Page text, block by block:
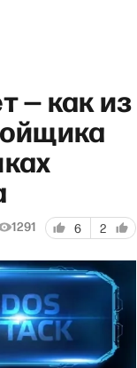
— как из
1291 6 2